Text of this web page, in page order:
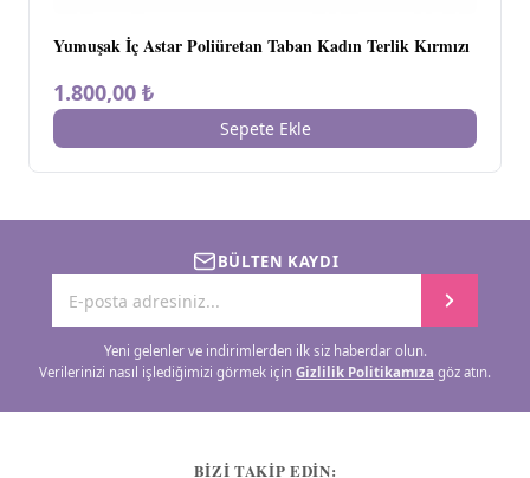
Yumuşak İç Astar Poliüretan Taban Kadın Terlik Kırmızı
1.800,00 ₺
Sepete Ekle
BÜLTEN KAYDI
Yeni gelenler ve indirimlerden ilk siz haberdar olun.
Verilerinizi nasıl işlediğimizi görmek için Gizlilik Politikamıza göz atın.
BİZİ TAKİP EDİN: